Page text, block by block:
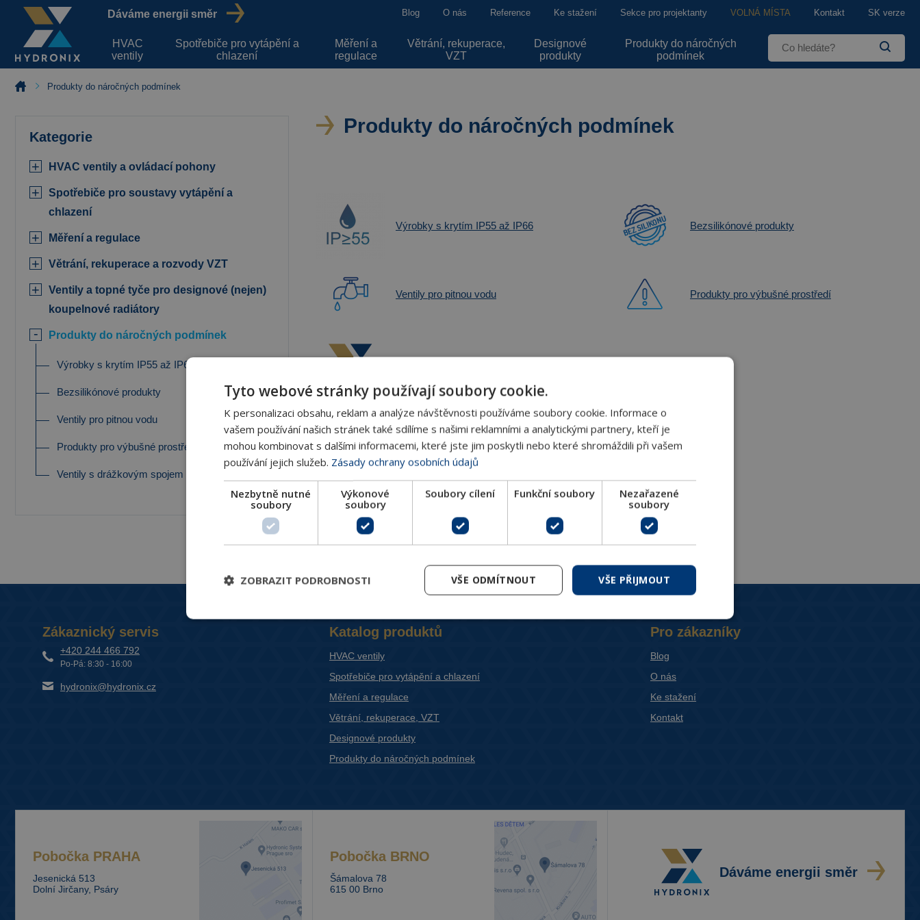
Dáváme energii směr Blog O nás Reference Ke stažení Sekce pro projektanty VOLNÁ MÍSTA Kontakt SK verze
HVAC
ventily
Spotřebiče pro vytápění a
chlazení
Měření a
regulace
Větrání, rekuperace,
VZT
Designové
produkty
Produkty do náročných
podmínek
Produkty do náročných podmínek
Kategorie
HVAC ventily a ovládací pohony
Spotřebiče pro soustavy vytápění a
chlazení
Měření a regulace
Větrání, rekuperace a rozvody VZT
Ventily a topné tyče pro designové (nejen)
koupelnové radiátory
Produkty do náročných podmínek
Výrobky s krytím IP55 až IP66
Bezsilikónové produkty
Ventily pro pitnou vodu
Produkty pro výbušné prostředí
Ventily s drážkovým spojem
Produkty do náročných podmínek
Výrobky s krytím IP55 až IP66 Bezsilikónové produkty
Ventily pro pitnou vodu Produkty pro výbušné prostředí
Zákaznický servis
+420 244 466 792
Po-Pá: 8:30 - 16:00
hydronix@hydronix.cz
Katalog produktů
HVAC ventily
Spotřebiče pro vytápění a chlazení
Měření a regulace
Větrání, rekuperace, VZT
Designové produkty
Produkty do náročných podmínek
Pro zákazníky
Blog
O nás
Ke stažení
Kontakt
Pobočka PRAHA
Jesenická 513
Dolní Jirčany, Psáry
Pobočka BRNO
Šámalova 78
615 00 Brno
Dáváme energii směr
Tyto webové stránky používají soubory cookie.
K personalizaci obsahu, reklam a analýze návštěvnosti používáme soubory cookie. Informace o
vašem používání našich stránek také sdílíme s našimi reklamními a analytickými partnery, kteří je
mohou kombinovat s dalšími informacemi, které jste jim poskytli nebo které shromáždili při vašem
používání jejich služeb. Zásady ochrany osobních údajů
Nezbytně nutné
soubory
Výkonové
soubory
Soubory cílení Funkční soubory
Nezařazené
soubory
VŠE PŘIJMOUT
VŠE ODMÍTNOUT
ZOBRAZIT PODROBNOSTI